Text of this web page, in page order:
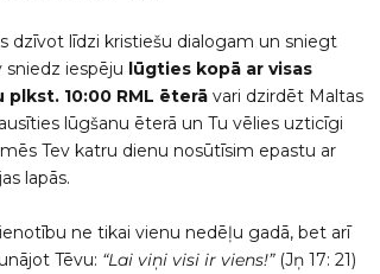
dzīvot līdzi kristiešu dialogam un sniegt
sniedz iespēju lūgties kopā ar visas
plkst. 10:00 RML ēterā vari dzirdēt Maltas
lūgšanu ēterā un Tu vēlies uzticīgi
Tev katru dienu nosūtīsim epastu ar
lapās.
ne tikai vienu nedēļu gadā, bet arī
Tēvu: “Lai viņi visi ir viens!”(Jņ 17: 21)